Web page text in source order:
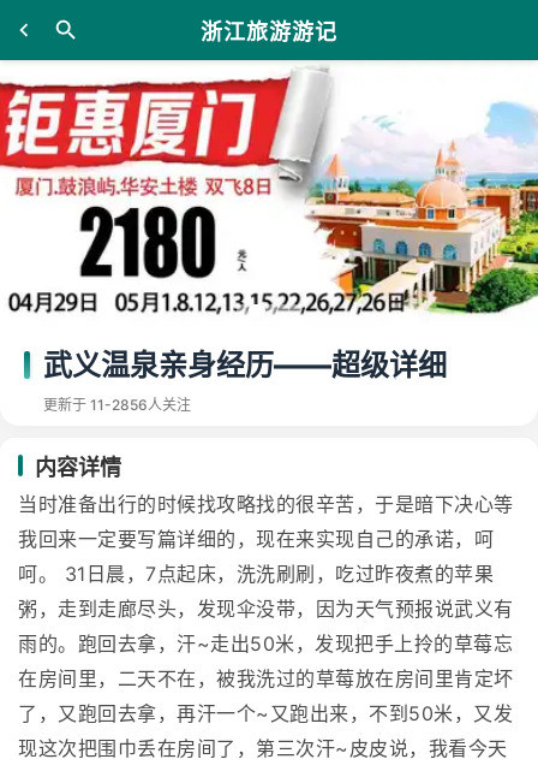
浙江旅游游记
武义温泉亲身经历——超级详细
更新于 11-2856人关注
内容详情
当时准备出行的时候找攻略找的很辛苦，于是暗下决心等
我回来一定要写篇详细的，现在来实现自己的承诺，呵
呵。 31日晨，7点起床，洗洗刷刷，吃过昨夜煮的苹果
粥，走到走廊尽头，发现伞没带，因为天气预报说武义有
雨的。跑回去拿，汗~走出50米，发现把手上拎的草莓忘
在房间里，二天不在，被我洗过的草莓放在房间里肯定坏
了，又跑回去拿，再汗一个~又跑出来，不到50米，又发
现这次把围巾丢在房间了，第三次汗~皮皮说，我看今天